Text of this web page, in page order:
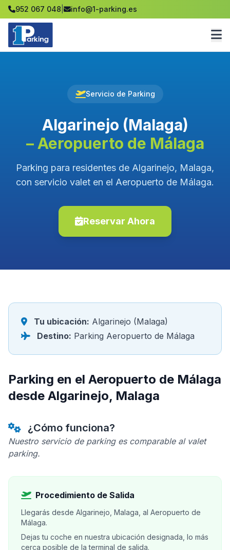
952 067 048 info@1-parking.es
Servicio de Parking
Algarinejo (Malaga)
– Aeropuerto de Málaga
Parking para residentes de Algarinejo, Malaga,
con servicio valet en el Aeropuerto de Málaga.
Reservar Ahora
Tu ubicación: Algarinejo (Malaga)
Destino: Parking Aeropuerto de Málaga
Parking en el Aeropuerto de Málaga
desde Algarinejo, Malaga
¿Cómo funciona?
Nuestro servicio de parking es comparable al valet
parking.
Procedimiento de Salida
Llegarás desde Algarinejo, Malaga, al Aeropuerto de
Málaga.
Dejas tu coche en nuestra ubicación designada, lo más
cerca posible de la terminal de salida.